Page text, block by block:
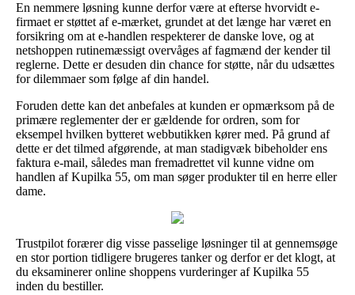
En nemmere løsning kunne derfor være at efterse hvorvidt e-
firmaet er støttet af e-mærket, grundet at det længe har været en
forsikring om at e-handlen respekterer de danske love, og at
netshoppen rutinemæssigt overvåges af fagmænd der kender til
reglerne. Dette er desuden din chance for støtte, når du udsættes
for dilemmaer som følge af din handel.
Foruden dette kan det anbefales at kunden er opmærksom på de
primære reglementer der er gældende for ordren, som for
eksempel hvilken bytteret webbutikken kører med. På grund af
dette er det tilmed afgørende, at man stadigvæk bibeholder ens
faktura e-mail, således man fremadrettet vil kunne vidne om
handlen af Kupilka 55, om man søger produkter til en herre eller
dame.
Trustpilot forærer dig visse passelige løsninger til at gennemsøge
en stor portion tidligere brugeres tanker og derfor er det klogt, at
du eksaminerer online shoppens vurderinger af Kupilka 55
inden du bestiller.